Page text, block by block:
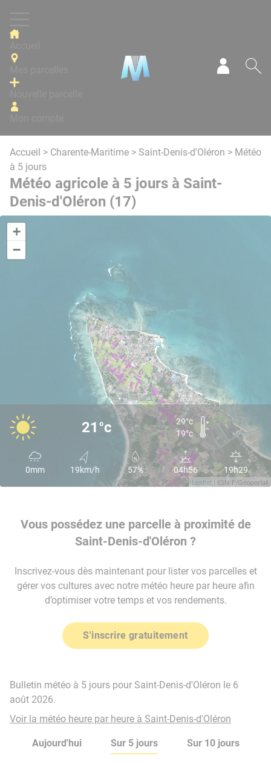
Accueil > Charente-Maritime > Saint-Denis-d'Oléron > Météo
à 5 jours
Météo agricole à 5 jours à Saint-
Denis-d'Oléron (17)
+
−
Leaflet | IGN-F/Geoportail
21°c
29°c
19°c
0mm 19km/h 57% 04h56 19h29
Vous possédez une parcelle à proximité de
Saint-Denis-d'Oléron ?
Inscrivez-vous dès maintenant pour lister vos parcelles et
gérer vos cultures avec notre météo heure par heure afin
d’optimiser votre temps et vos rendements.
S'inscrire gratuitement
Bulletin météo à 5 jours pour Saint-Denis-d'Oléron le 6
août 2026.
Voir la météo heure par heure à Saint-Denis-d'Oléron
Aujourd'hui Sur 5 jours Sur 10 jours